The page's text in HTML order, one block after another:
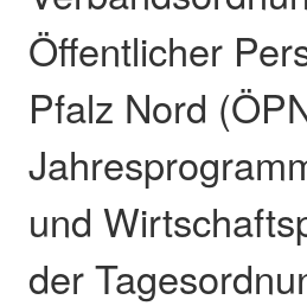
Öffentlicher
Pfalz Nord
und
der